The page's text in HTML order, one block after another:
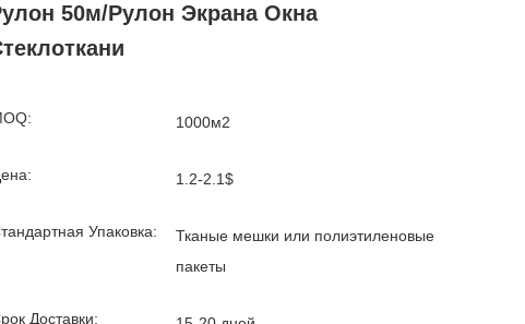
50м/рулон Экрана Окна
1000м2
1.2-2.1$
Упаковка:
Тканые мешки или полиэтиленовые
пакеты
Доставки: